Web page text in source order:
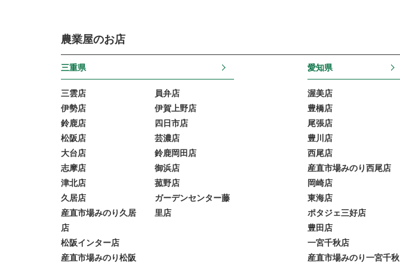
農業屋のお店
三重県
三雲店
伊勢店
鈴鹿店
松阪店
大台店
志摩店
津北店
久居店
産直市場みのり久居
店
松阪インター店
産直市場みのり松阪
員弁店
伊賀上野店
四日市店
芸濃店
鈴鹿岡田店
御浜店
菰野店
ガーデンセンター藤
里店
愛知県
渥美店
豊橋店
尾張店
豊川店
西尾店
産直市場みのり西尾店
岡崎店
東海店
ポタジェ三好店
豊田店
一宮千秋店
産直市場みのり一宮千秋